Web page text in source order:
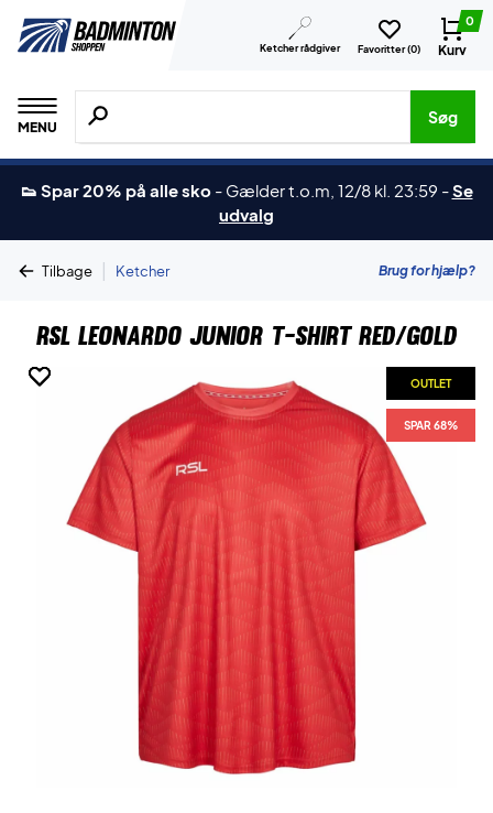
Ketcher rådgiver Favoritter (0)
0
Kurv
MENU
Søg efter produkter, mærker etc.
Søg
👟 Spar 20% på alle sko - Gælder t.o.m, 12/8 kl. 23:59 -Se
udvalg
Tilbage | Ketcher Brug for hjælp?
RSL Leonardo Junior T-shirt Red/Gold
OUTLET
SPAR 68%
OUTLET
SPAR 68%
OUTLET
SPAR 68%